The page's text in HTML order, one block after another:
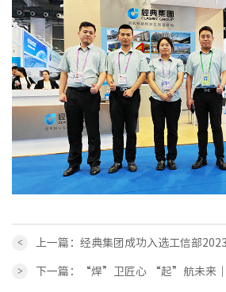
<
上一篇：经典集团成功入选工信部
揭榜单位名单
>
下一篇：“焊”卫匠心 “起”航未来